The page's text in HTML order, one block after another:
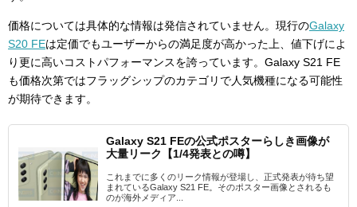
価格については具体的な情報は発信されていません。現行のGalaxy
S20 FEは定価でもユーザーからの満足度が高かった上、値下げによ
り更に高いコストパフォーマンスを誇っています。Galaxy S21 FE
も価格次第ではフラッグシップのカテゴリで人気機種になる可能性
が期待できます。
Galaxy S21 FEの公式ポスターらしき画像が
大量リーク【1/4発表との噂】
これまでに多くのリーク情報が登場し、正式発表が待ち望
まれているGalaxy S21 FE。そのポスター画像とされるも
のが海外メディア...